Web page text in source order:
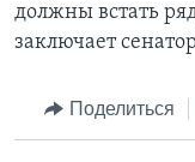
должны встать
заключает
Поделиться